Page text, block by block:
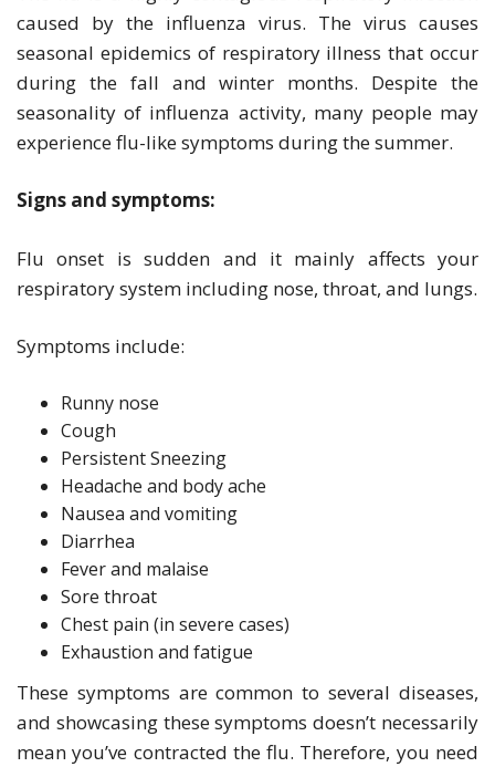
caused by the influenza virus. The virus causes
seasonal epidemics of respiratory illness that occur
during the fall and winter months. Despite the
seasonality of influenza activity, many people may
experience flu-like symptoms during the summer.
Signs and symptoms:
Flu onset is sudden and it mainly affects your
respiratory system including nose, throat, and lungs.
Symptoms include:
Runny nose
Cough
Persistent Sneezing
Headache and body ache
Nausea and vomiting
Diarrhea
Fever and malaise
Sore throat
Chest pain (in severe cases)
Exhaustion and fatigue
These symptoms are common to several diseases,
and showcasing these symptoms doesn’t necessarily
mean you’ve contracted the flu. Therefore, you need